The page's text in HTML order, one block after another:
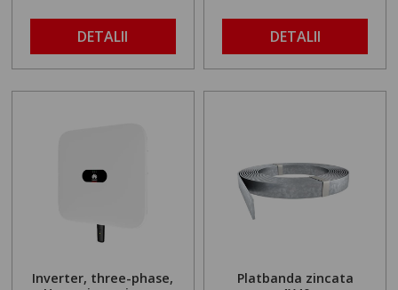
DETALII DETALII
Inverter, three-phase,
Platbanda zincata